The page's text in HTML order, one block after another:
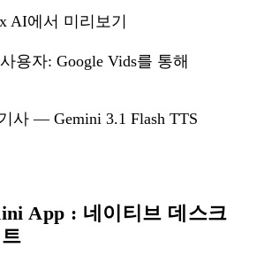
AI에서 미리보기
용자: Google Vids를 통해
사 — Gemini 3.1 Flash TTS
App : 네이티브 데스크